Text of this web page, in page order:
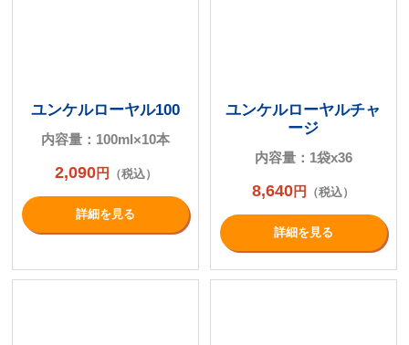
ユンケルローヤル100
内容量：100ml×10本
2,090円 （税込）
詳細を⾒る
ユンケルローヤルチャ
ージ
内容量：1袋x36
8,640円 （税込）
詳細を⾒る